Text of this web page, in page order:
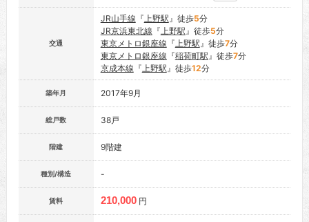
交通
JR山手線 『上野駅』徒歩5分
JR京浜東北線 『上野駅』徒歩5分
東京メトロ銀座線 『上野駅』徒歩7分
東京メトロ銀座線 『稲荷町駅』徒歩7分
京成本線 『上野駅』徒歩12分
築年月 2017年9月
総戸数 38戸
階建 9階建
種別/構造 -
賃料 210,000 円